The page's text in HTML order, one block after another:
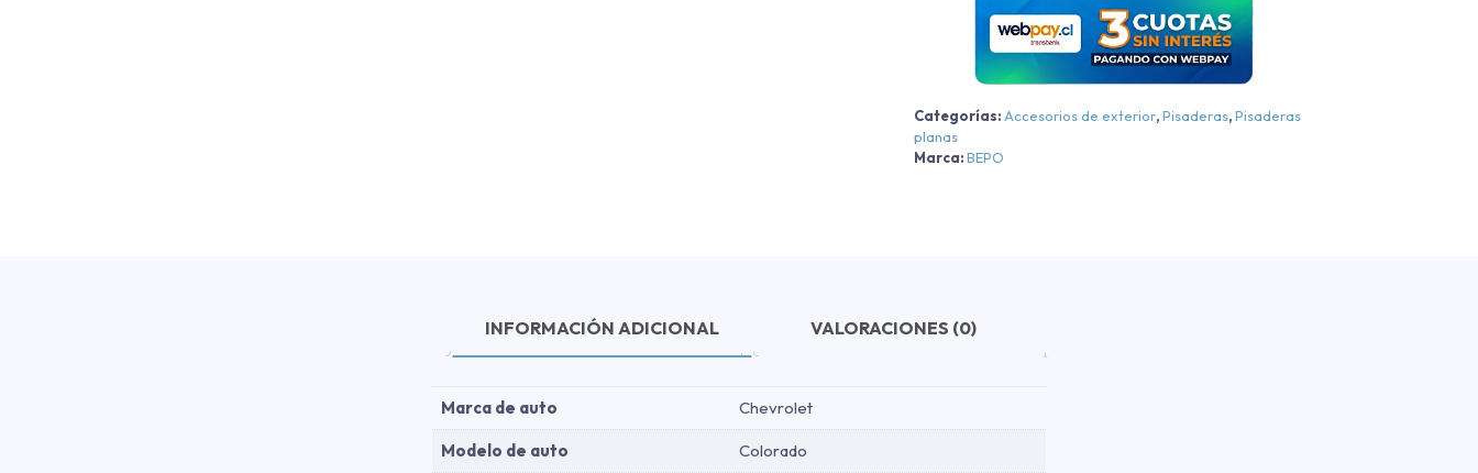
Colorado
LS/LS/LT
MT/LT
-
Categorías: Accesorios de exterior,Pisaderas,Pisaderas
planas
Marca:BEPO
INFORMACIÓN ADICIONAL VALORACIONES (0)
Marca de auto Chevrolet
Modelo de auto Colorado